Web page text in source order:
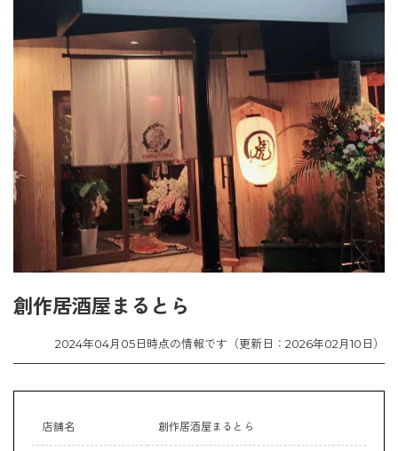
創作居酒屋まるとら
2024年04月05日時点の情報です（更新日：2026年02月10日）
店舗名 創作居酒屋まるとら